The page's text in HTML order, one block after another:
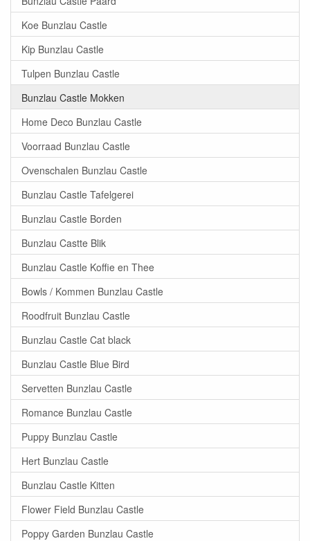
Koe Bunzlau Castle
Kip Bunzlau Castle
Tulpen Bunzlau Castle
Bunzlau Castle Mokken
Home Deco Bunzlau Castle
Voorraad Bunzlau Castle
Ovenschalen Bunzlau Castle
Bunzlau Castle Tafelgerei
Bunzlau Castle Borden
Bunzlau Castte Blik
Bunzlau Castle Koffie en Thee
Bowls / Kommen Bunzlau Castle
Roodfruit Bunzlau Castle
Bunzlau Castle Cat black
Bunzlau Castle Blue Bird
Servetten Bunzlau Castle
Romance Bunzlau Castle
Puppy Bunzlau Castle
Hert Bunzlau Castle
Bunzlau Castle Kitten
Flower Field Bunzlau Castle
Poppy Garden Bunzlau Castle